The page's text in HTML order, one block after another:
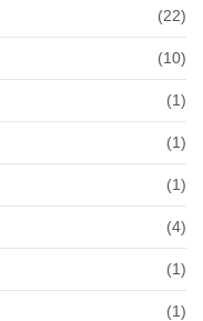
(22)
(10)
(1)
(1)
(1)
(4)
(1)
(1)